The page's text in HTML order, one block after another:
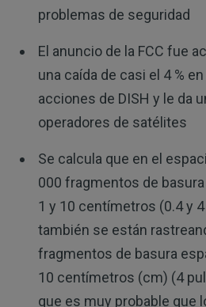
problemas de seguridad
El anuncio de la FCC fue
una caída de casi el 4 %
acciones de DISH y le da
operadores de satélites
Se calcula que en el
000 fragmentos de
1 y 10 centímetros (0.4 y
también se están
fragmentos de basura
10 centímetros (cm) (4
que es muy probable que